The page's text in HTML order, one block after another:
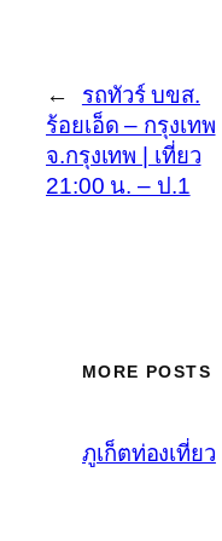
←
รถทัวร์ บขส.
ร้อยเอ็ด – กรุงเทพ
จ.กรุงเทพ | เที่ยว
21:00 น. – ป.1
MORE POSTS
ภูเก็ตท่องเที่ยว